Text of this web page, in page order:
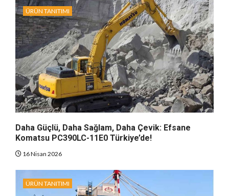
ÜRÜN TANITIMI
Daha Güçlü, Daha Sağlam, Daha Çevik: Efsane
Komatsu PC390LC-11E0 Türkiye’de!
16 Nisan 2026
ÜRÜN TANITIMI